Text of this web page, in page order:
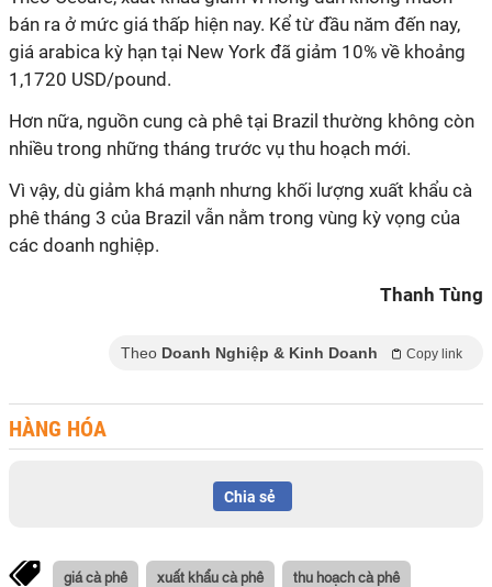
bán ra ở mức giá thấp hiện nay. Kể từ đầu năm đến nay,
giá arabica kỳ hạn tại New York đã giảm 10% về khoảng
1,1720 USD/pound.
Hơn nữa, nguồn cung cà phê tại Brazil thường không còn
nhiều trong những tháng trước vụ thu hoạch mới.
Vì vậy, dù giảm khá mạnh nhưng khối lượng xuất khẩu cà
phê tháng 3 của Brazil vẫn nằm trong vùng kỳ vọng của
các doanh nghiệp.
Thanh Tùng
Theo Doanh Nghiệp & Kinh Doanh Copy link
HÀNG HÓA
Chia sẻ
giá cà phê xuất khẩu cà phê thu hoạch cà phê